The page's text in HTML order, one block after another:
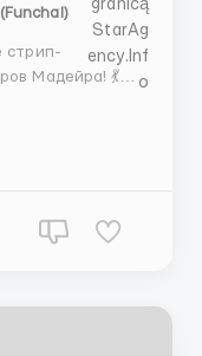
стрип-
Мадейра! 💃🔥
в экзотическом
красивых